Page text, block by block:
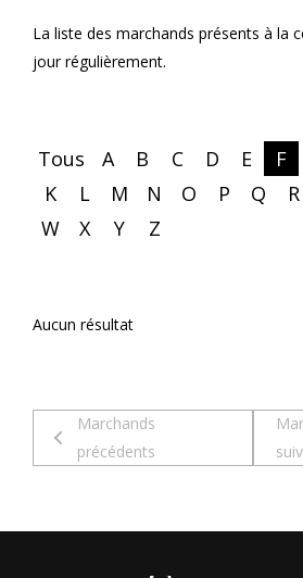
La liste des marchands présents à la
jour régulièrement.
Tous A B C D E F
K
L M N O P Q R
W
X Y Z
Aucun résultat
Marchands
précédents